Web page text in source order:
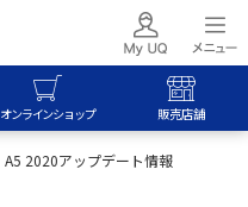
オンラインショップ 販売店舗
A5 2020アップデート情報